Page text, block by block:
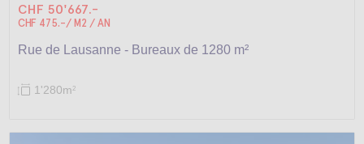
CHF 50'667.-
CHF 475.-/ M2 / AN
Rue de Lausanne - Bureaux de 1280 m²
1'280m2